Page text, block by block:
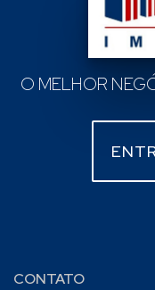
O MELHOR
CONTATO